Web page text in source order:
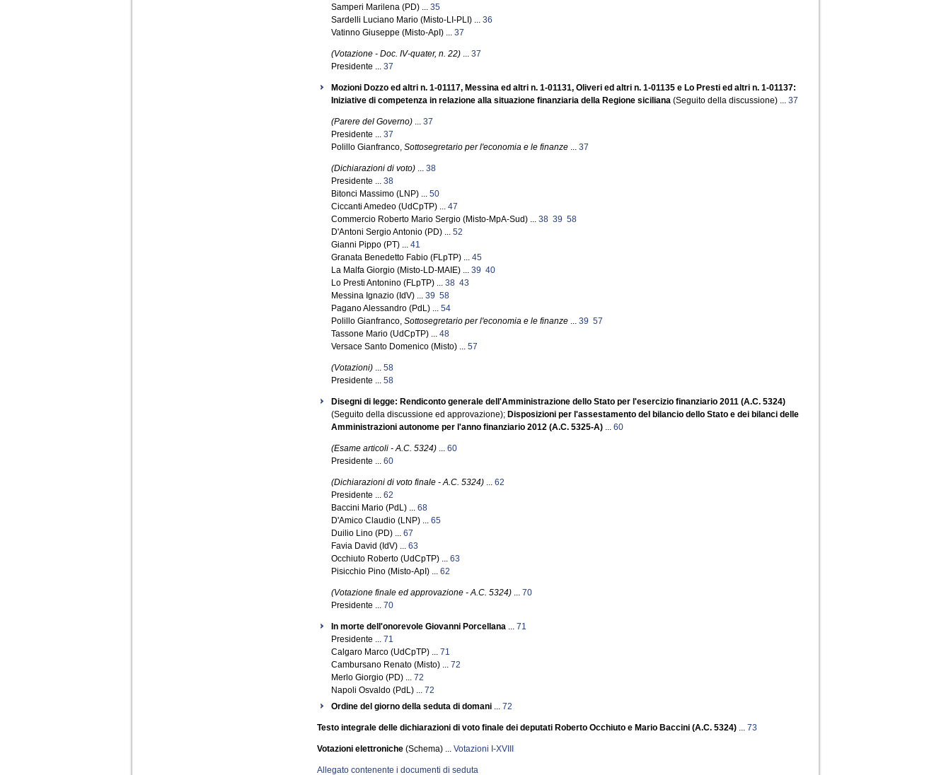
Samperi Marilena (PD) ... 35
Sardelli Luciano Mario (Misto-LI-PLI) ... 36
Vatinno Giuseppe (Misto-ApI) ... 37
(Votazione - Doc. IV-quater, n. 22) ... 37
Presidente ... 37
Mozioni Dozzo ed altri n. 1-01117, Messina ed altri n. 1-01131, Oliveri ed altri n. 1-01135 e Lo Presti ed altri n. 1-01137:
Iniziative di competenza in relazione alla situazione finanziaria della Regione siciliana (Seguito della discussione) ... 37
(Parere del Governo) ... 37
Presidente ... 37
Polillo Gianfranco, Sottosegretario per l'economia e le finanze ... 37
(Dichiarazioni di voto) ... 38
Presidente ... 38
Bitonci Massimo (LNP) ... 50
Ciccanti Amedeo (UdCpTP) ... 47
Commercio Roberto Mario Sergio (Misto-MpA-Sud) ... 38 39 58
D'Antoni Sergio Antonio (PD) ... 52
Gianni Pippo (PT) ... 41
Granata Benedetto Fabio (FLpTP) ... 45
La Malfa Giorgio (Misto-LD-MAIE) ... 39 40
Lo Presti Antonino (FLpTP) ... 38 43
Messina Ignazio (IdV) ... 39 58
Pagano Alessandro (PdL) ... 54
Polillo Gianfranco, Sottosegretario per l'economia e le finanze ... 39 57
Tassone Mario (UdCpTP) ... 48
Versace Santo Domenico (Misto) ... 57
(Votazioni) ... 58
Presidente ... 58
Disegni di legge: Rendiconto generale dell'Amministrazione dello Stato per l'esercizio finanziario 2011 (A.C. 5324)
(Seguito della discussione ed approvazione); Disposizioni per l'assestamento del bilancio dello Stato e dei bilanci delle
Amministrazioni autonome per l'anno finanziario 2012 (A.C. 5325-A) ... 60
(Esame articoli - A.C. 5324) ... 60
Presidente ... 60
(Dichiarazioni di voto finale - A.C. 5324) ... 62
Presidente ... 62
Baccini Mario (PdL) ... 68
D'Amico Claudio (LNP) ... 65
Duilio Lino (PD) ... 67
Favia David (IdV) ... 63
Occhiuto Roberto (UdCpTP) ... 63
Pisicchio Pino (Misto-ApI) ... 62
(Votazione finale ed approvazione - A.C. 5324) ... 70
Presidente ... 70
In morte dell'onorevole Giovanni Porcellana ... 71
Presidente ... 71
Calgaro Marco (UdCpTP) ... 71
Cambursano Renato (Misto) ... 72
Merlo Giorgio (PD) ... 72
Napoli Osvaldo (PdL) ... 72
Ordine del giorno della seduta di domani ... 72
Testo integrale delle dichiarazioni di voto finale dei deputati Roberto Occhiuto e Mario Baccini (A.C. 5324) ... 73
Votazioni elettroniche (Schema) ... Votazioni I-XVIII
Allegato contenente i documenti di seduta